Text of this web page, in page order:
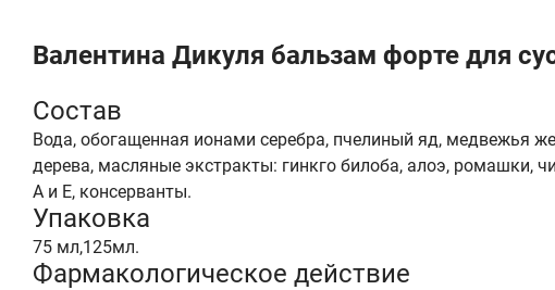
Валентина Дикуля бальзам форте для
Состав
Вода, обогащенная ионами серебра, пчелиный яд, медвежья
дерева, масляные экстракты: гинкго билоба, алоэ, ромашки,
А и Е, консерванты.
Упаковка
75 мл,125мл.
Фармакологическое действие